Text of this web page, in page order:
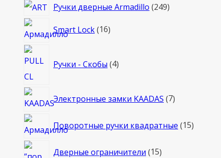
Ручки дверные Armadillo 249249
Smart Lock 1616
Ручки - Скобы 4товара
Электронные замки KAADAS 77
Поворотные ручки квадратные 1515
Дверные ограничители 1515